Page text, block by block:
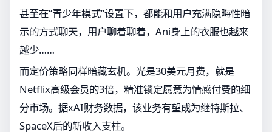
甚至在“青少年模式”设置下，都能和用户充满隐晦性暗
示的方式聊天，用户聊着聊着，Ani身上的衣服也越来
越少……
而定价策略同样暗藏玄机。光是30美元月费，就是
Netflix高级会员的3倍，精准锁定愿意为情感付费的细
分市场。据xAI财务数据，该业务有望成为继特斯拉、
SpaceX后的新收入支柱。